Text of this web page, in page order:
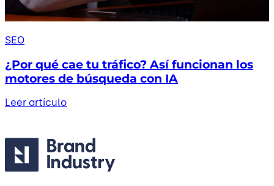
SEO
¿Por qué cae tu tráfico? Así funcionan los
motores de búsqueda con IA
Leer artículo